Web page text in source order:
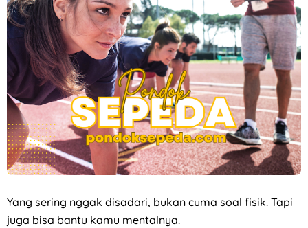
Yang sering nggak disadari, bukan cuma soal fisik. Tapi
juga bisa bantu kamu mentalnya.